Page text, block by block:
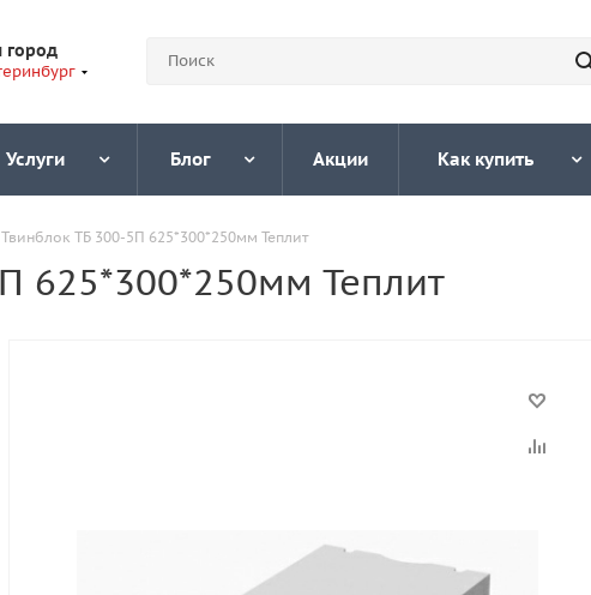
город
Услуги Блог Акции Как купить
Твинблок ТБ 300-5П 625*300*250мм Теплит
625*300*250мм Теплит